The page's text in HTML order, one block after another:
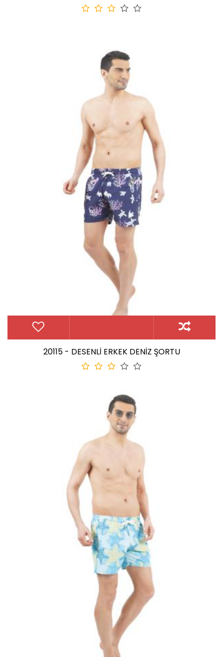
20115 - DESENLİ ERKEK DENİZ ŞORTU